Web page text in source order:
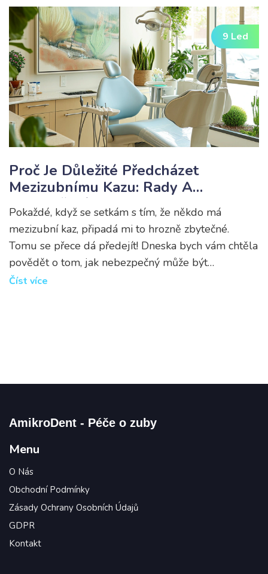
9 Led
Proč Je Důležité Předcházet
Mezizubnímu Kazu: Rady A
Doporučení
Pokaždé, když se setkám s tím, že někdo má
mezizubní kaz, připadá mi to hrozně zbytečné.
Tomu se přece dá předejít! Dneska bych vám chtěla
povědět o tom, jak nebezpečný může být
mezizubní kaz a proč bychom mu měli věnovat
Číst více
AmikroDent - Péče o zuby
Menu
O Nás
Obchodní Podmínky
Zásady Ochrany Osobních Údajů
GDPR
Kontakt